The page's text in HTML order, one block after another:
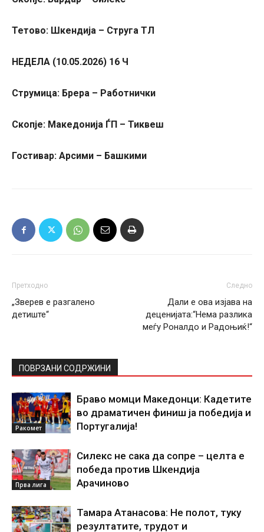
Тетово: Шкендија – Струга ТЛ
НЕДЕЛА (10.05.2026) 16 Ч
Струмица: Брера – Работнички
Скопје: Македонија ЃП – Тиквеш
Гостивар: Арсими – Башкими
Претходно
„Зверев е разгалено
детиште“
Следно
Дали е ова изјава на
деценијата:“Нема разлика
меѓу Роналдо и Радоњиќ!“
ПОВРЗАНИ СОДРЖИНИ
Ракомет
Браво момци Македонци: Кадетите
во драматичен финиш ја победија и
Португалија!
Прва лига
Силекс не сака да сопре – целта е
победа против Шкендија
Арачиново
Тамара Атанасова: Не полот, туку
резултатите, трудот и